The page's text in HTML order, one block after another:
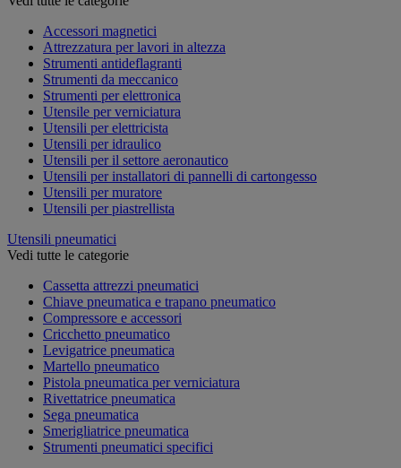
Accessori magnetici
Attrezzatura per lavori in altezza
Strumenti antideflagranti
Strumenti da meccanico
Strumenti per elettronica
Utensile per verniciatura
Utensili per elettricista
Utensili per idraulico
Utensili per il settore aeronautico
Utensili per installatori di pannelli di cartongesso
Utensili per muratore
Utensili per piastrellista
Utensili pneumatici
Vedi tutte le categorie
Cassetta attrezzi pneumatici
Chiave pneumatica e trapano pneumatico
Compressore e accessori
Cricchetto pneumatico
Levigatrice pneumatica
Martello pneumatico
Pistola pneumatica per verniciatura
Rivettatrice pneumatica
Sega pneumatica
Smerigliatrice pneumatica
Strumenti pneumatici specifici